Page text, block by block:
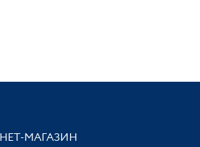
МАГАЗИН